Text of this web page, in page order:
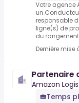
Votre agence
responsable
ligne(s) de
du rangement
Dernière mise
Partenaire
Amazon
Temps